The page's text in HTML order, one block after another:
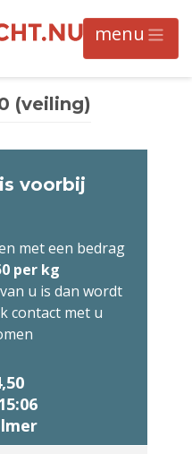
(veiling)
voorbij
met een bedrag
per kg
u is dan wordt
contact met u